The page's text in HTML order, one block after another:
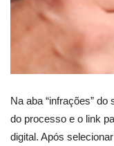
Na aba “infrações”
do processo e o link
digital. Após